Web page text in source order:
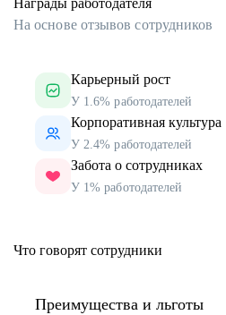
Награды работодателя
На основе отзывов сотрудников
Карьерный рост
У 1.6% работодателей
Корпоративная культура
У 2.4% работодателей
Забота о сотрудниках
У 1% работодателей
Что говорят сотрудники
Преимущества и льготы